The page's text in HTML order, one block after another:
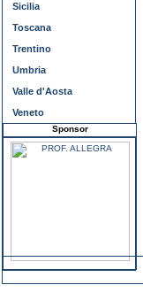
Sicilia
Toscana
Trentino
Umbria
Valle d'Aosta
Veneto
Sponsor